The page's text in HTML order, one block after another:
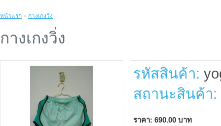
หน้าแรก » กางเกงวิ่ง
กางเกงวิ่ง
รหัสสินค้า:
สถานะสินค้า:
ราคา: 690.00 บาท